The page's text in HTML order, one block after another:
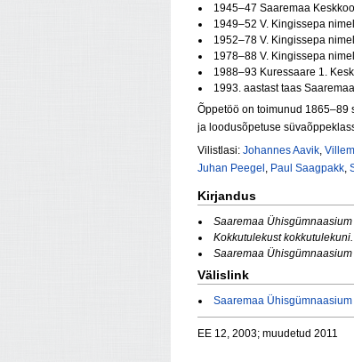
1945–47 Saaremaa Keskkool
1949–52 V. Kingissepa
1952–78 V. Kingissepa
1978–88 V. Kingissepa
1988–93 Kuressaare 1.
1993. aastast taas
Õppetöö on toimunud 1865–89
ja loodusõpetuse
Vilistlasi: Johannes Aavik,
Juhan Peegel , Paul Saagpakk,
Kirjandus
Saaremaa
Kokkutulekust
Saaremaa
Välislink
Saaremaa Ühisgümnaasium
EE 12, 2003; muudetud 2011